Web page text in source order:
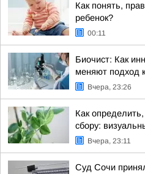
Как понять,
ребенок?
00:11
Биочист: Как
меняют подход
Вчера, 23:26
Как
сбору:
Вчера, 23:11
Суд Сочи